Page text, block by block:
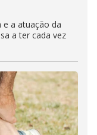
a atuação da
a ter cada vez